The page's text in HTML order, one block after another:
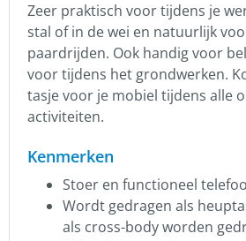
Zeer praktisch voor tijdens je
stal of in de wei en natuurlijk
paardrijden. Ook handig voor
voor tijdens het grondwerken.
tasje voor je mobiel tijdens alle
activiteiten.
Kenmerken
Stoer en functioneel
Wordt gedragen als
als cross-body worden